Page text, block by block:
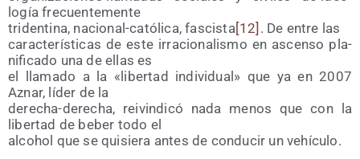
lo­gía frecuentemente
tri­den­ti­na, nacio­nal-cató­li­ca, fas­cis­ta[12] . De entre las
carac­te­rís­ti­cas de este irra­cio­na­lis­mo en ascen­so pla­
ni­fi­ca­do una de ellas es
el lla­ma­do a la «liber­tad indi­vi­dual» que ya en 2007
Aznar, líder de la
dere­cha-dere­cha, rei­vin­di­có nada menos que con la
liber­tad de beber todo el
alcohol que se qui­sie­ra antes de con­du­cir un vehículo.